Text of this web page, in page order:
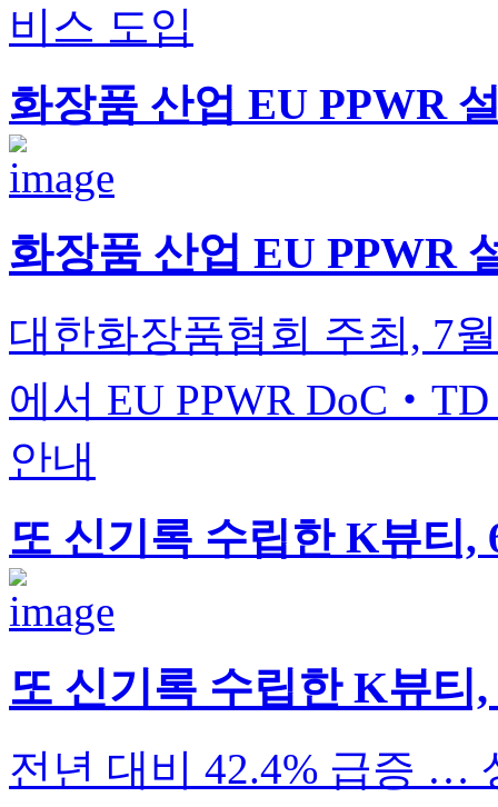
비스 도입
화장품 산업 EU PPWR
화장품 산업 EU PPWR
대한화장품협회 주최, 7
에서 EU PPWR
안내
또 신기록 수립한 K뷰티,
또 신기록 수립한 K뷰티
전년 대비 42.4% 급증 …